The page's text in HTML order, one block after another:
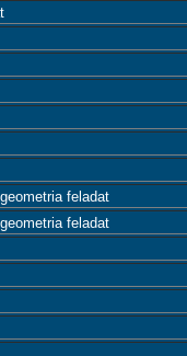
feladat
feladat